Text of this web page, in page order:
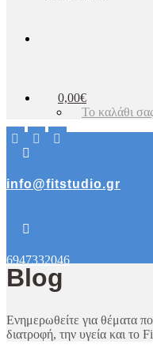
0,00€
Το καλάθι
info@fitstudio.gr
6947332046
Blog
Ενημερωθείτε για θέματα
διατροφή, την υγεία και το